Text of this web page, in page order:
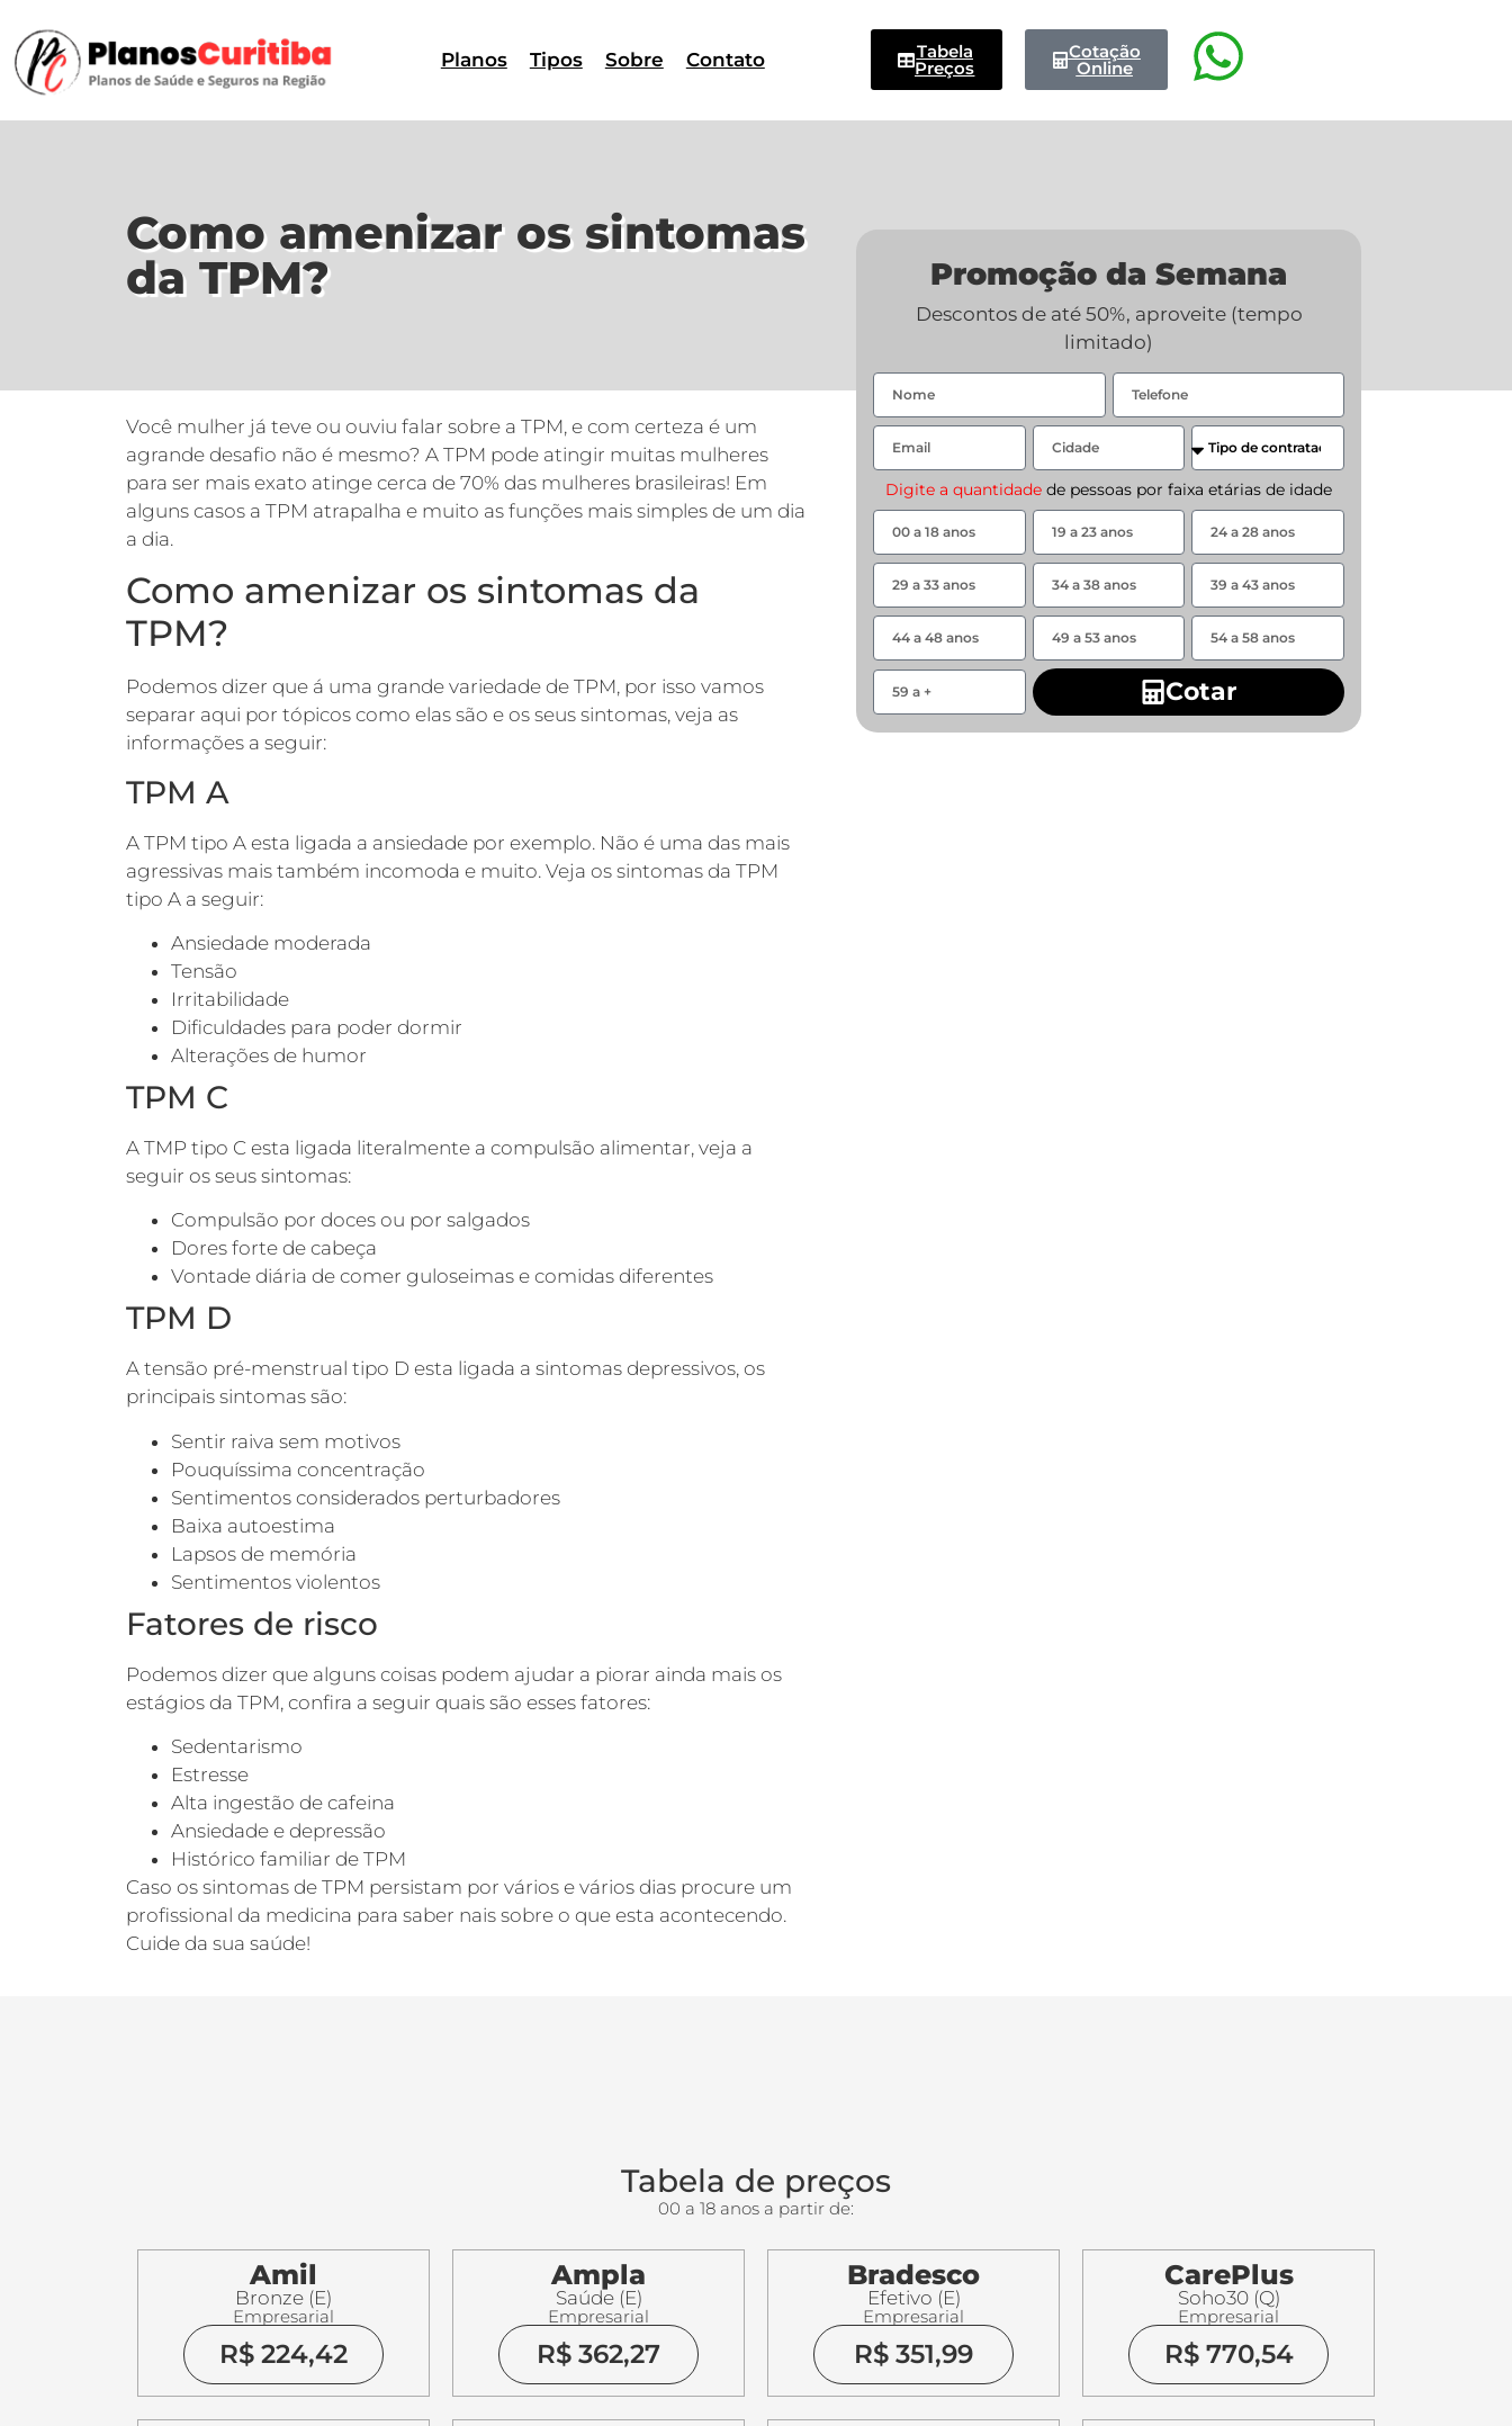
Planos Tipos Sobre Contato Tabela
Preços
Cotação
Online
Como amenizar os sintomas
da TPM?
Você mulher já teve ou ouviu falar sobre a TPM, e com certeza é um
agrande desafio não é mesmo? A TPM pode atingir muitas mulheres
para ser mais exato atinge cerca de 70% das mulheres brasileiras! Em
alguns casos a TPM atrapalha e muito as funções mais simples de um dia
a dia.
Como amenizar os sintomas da
TPM?
Podemos dizer que á uma grande variedade de TPM, por isso vamos
separar aqui por tópicos como elas são e os seus sintomas, veja as
informações a seguir:
TPM A
A TPM tipo A esta ligada a ansiedade por exemplo. Não é uma das mais
agressivas mais também incomoda e muito. Veja os sintomas da TPM
tipo A a seguir:
Ansiedade moderada
Tensão
Irritabilidade
Dificuldades para poder dormir
Alterações de humor
TPM C
A TMP tipo C esta ligada literalmente a compulsão alimentar, veja a
seguir os seus sintomas:
Compulsão por doces ou por salgados
Dores forte de cabeça
Vontade diária de comer guloseimas e comidas diferentes
TPM D
A tensão pré-menstrual tipo D esta ligada a sintomas depressivos, os
principais sintomas são:
Sentir raiva sem motivos
Pouquíssima concentração
Sentimentos considerados perturbadores
Baixa autoestima
Lapsos de memória
Sentimentos violentos
Fatores de risco
Podemos dizer que alguns coisas podem ajudar a piorar ainda mais os
estágios da TPM, confira a seguir quais são esses fatores:
Sedentarismo
Estresse
Alta ingestão de cafeina
Ansiedade e depressão
Histórico familiar de TPM
Caso os sintomas de TPM persistam por vários e vários dias procure um
profissional da medicina para saber nais sobre o que esta acontecendo.
Cuide da sua saúde!
Promoção da Semana
Descontos de até 50%, aproveite (tempo
limitado)
Digite a quantidade de pessoas por faixa etárias de idade
Cotar
Tabela de preços
00 a 18 anos a partir de:
Amil
Bronze (E)
Empresarial
R$ 224,42
Ampla
Saúde (E)
Empresarial
R$ 362,27
Bradesco
Efetivo (E)
Empresarial
R$ 351,99
CarePlus
Soho30 (Q)
Empresarial
R$ 770,54